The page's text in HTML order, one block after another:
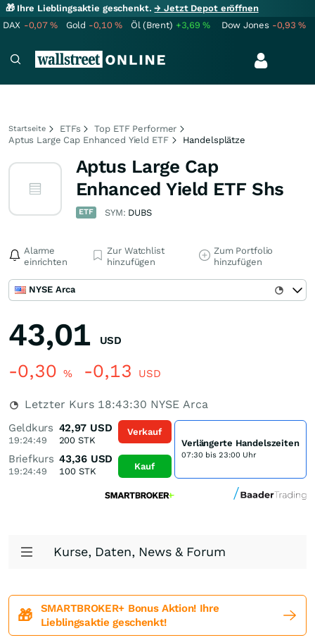
🎁 Ihre Lieblingsaktie geschenkt.→ Jetzt Depot eröffnen
DAX -0,07% Gold -0,10% Öl (Brent) +3,69% Dow Jones -0,93%
Startseite ETFs
Top ETF Performer
Aptus Large Cap Enhanced Yield ETF
Handelsplätze
Aptus Large Cap
Enhanced Yield ETF Shs
ETF SYM: DUBS
Alarme
einrichten
Zur Watchlist
hinzufügen
Zum Portfolio
hinzufügen
NYSE Arca
43,01 USD
-0,30 % -0,13 USD
Letzter Kurs 18:43:30 NYSE Arca
Geldkurs
19:24:49
42,97 USD
200 STK
Briefkurs
19:24:49
43,36 USD
100STK
Verkauf
Kauf
Verlängerte Handelszeiten
07:30 bis 23:00 Uhr
Kurse, Daten, News & Forum
🎁
SMARTBROKER+ Bonus Aktion! Ihre
Lieblingsaktie geschenkt!